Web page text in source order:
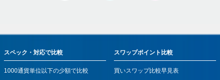
スペック・対応で比較
1000通貨単位以下の少額で比較
スワップポイント比較
買いスワップ比較早見表